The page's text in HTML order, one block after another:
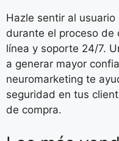
Hazle sentir al
durante el proceso de
línea y soporte 24/7.
a generar mayor
neuromarketing te
seguridad en tus
de compra.